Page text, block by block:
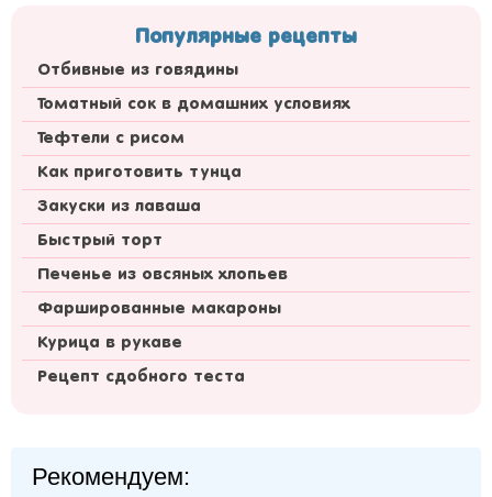
Популярные рецепты
Отбивные из говядины
Томатный сок в домашних условиях
Тефтели с рисом
Как приготовить тунца
Закуски из лаваша
Быстрый торт
Печенье из овсяных хлопьев
Фаршированные макароны
Курица в рукаве
Рецепт сдобного теста
Рекомендуем: